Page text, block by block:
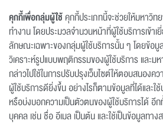
คุกกี้เพื่อกลุ่มผู้ใช้คุกกี้ประเภทนี้จะช่วยให้มหาวิ
ทำงาน โดยประมวลจำนวนหน้าที่ผู้ใช้บริการเข้า
ลักษณะเฉพาะของกลุ่มผู้ใช้บริการนั้น ๆ โดยข้อมู
วิเคราะห์รูปแบบพฤติกรรมของผู้ใช้บริการ และ
กล่าวไปใช้ในการปรับปรุงเว็บไซต์ให้ตอบสนองค
ผู้ใช้บริการดียิ่งขึ้น อย่างไรก็ตามข้อมูลที่ได้และใ
หรือบ่งบอกความเป็นตัวตนของผู้ใช้บริการได้ อีก
บุคคล เช่น ชื่อ อีเมล เป็นต้น และใช้เป็นข้อมูลทาง